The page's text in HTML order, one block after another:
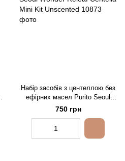
Набір засобів з центеллою без
ефірних масел Purito Seoul
Wonder Releaf Centella Mini Kit
Unscented
750 грн